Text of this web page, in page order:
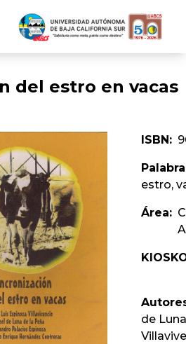
del estro en vacas
ISBN:
estro,
Área:
de